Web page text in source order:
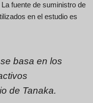
La fuente de suministro de
en el estudio es
basa en los
de Tanaka.